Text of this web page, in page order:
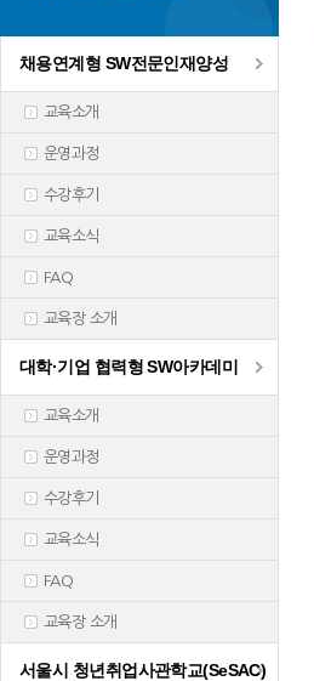
채용연계형 SW전문인재양성
교육소개
운영과정
수강후기
교육소식
FAQ
교육장 소개
대학·기업 협력형 SW아카데미
교육소개
운영과정
수강후기
교육소식
FAQ
교육장 소개
서울시 청년취업사관학교(SeSAC)